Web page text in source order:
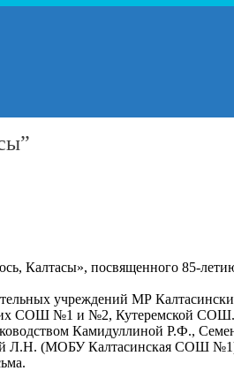
Калтасы», посвященного 85-
учреждений МР
СОШ №1 и №2, Кутеремской СОШ.
Камидуллиной Р.Ф.,
Л.Н. (МОБУ Калтасинская СОШ